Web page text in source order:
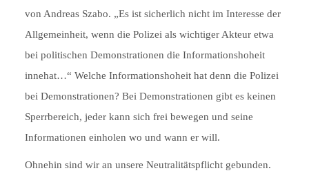
von Andreas Szabo. „Es ist sicherlich nicht im Interesse der
Allgemeinheit, wenn die Polizei als wichtiger Akteur etwa
bei politischen Demonstrationen die Informationshoheit
innehat…“ Welche Informationshoheit hat denn die Polizei
bei Demonstrationen? Bei Demonstrationen gibt es keinen
Sperrbereich, jeder kann sich frei bewegen und seine
Informationen einholen wo und wann er will.
Ohnehin sind wir an unsere Neutralitätspflicht gebunden.